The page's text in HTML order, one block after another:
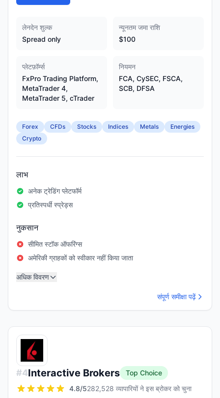
लेनदेन शुल्क
Spread only
न्यूनतम जमा राशि
$100
प्लेटफ़ॉर्म्स
FxPro Trading Platform,
MetaTrader 4,
MetaTrader 5, cTrader
नियमन
FCA, CySEC, FSCA,
SCB, DFSA
Forex CFDs Stocks Indices Metals
Energies
Crypto
लाभ
अनेक ट्रेडिंग प्लेटफॉर्म
प्रतिस्पर्धी स्प्रेड्स
नुकसान
सीमित स्टॉक ऑफरिंग्स
अमेरिकी ग्राहकों को स्वीकार नहीं किया जाता
अधिक विवरण
संपूर्ण समीक्षा पढ़ें
#4Interactive Brokers
Top Choice
4.8/5282,528 व्यापारियों ने इस ब्रोकर को चुना